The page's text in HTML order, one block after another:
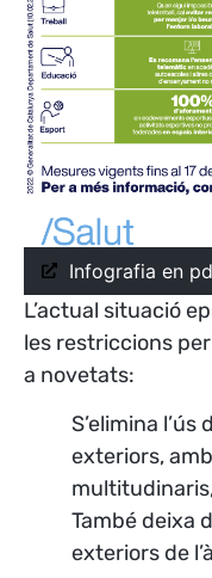
Infografia en
L’actual situació
les restriccions
a novetats:
S’elimina
exteriors,
També deixa
exteriors de